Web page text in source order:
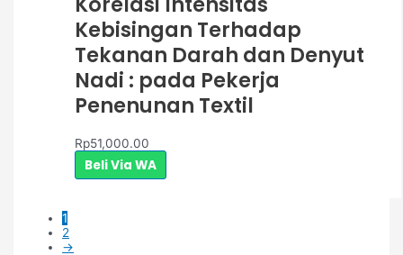
Kebisingan Terhadap
Tekanan Darah dan Denyut
Nadi : pada Pekerja
Penenunan Textil
Rp51,000.00
Beli Via WA
1
2
→